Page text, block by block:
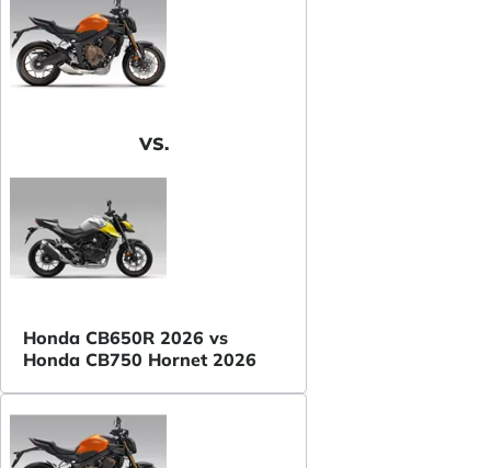
VS.
Honda CB650R 2026 vs
Honda CB750 Hornet 2026